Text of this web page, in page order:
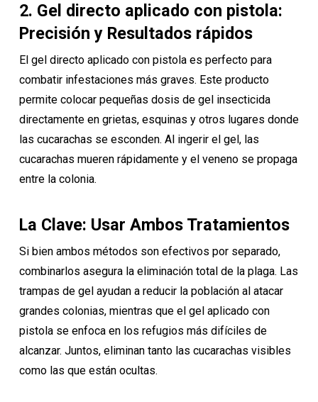
2. Gel directo aplicado con pistola:
Precisión y Resultados rápidos
El gel directo aplicado con pistola es perfecto para
combatir infestaciones más graves. Este producto
permite colocar pequeñas dosis de gel insecticida
directamente en grietas, esquinas y otros lugares donde
las cucarachas se esconden. Al ingerir el gel, las
cucarachas mueren rápidamente y el veneno se propaga
entre la colonia.
La Clave: Usar Ambos Tratamientos
Si bien ambos métodos son efectivos por separado,
combinarlos asegura la eliminación total de la plaga. Las
trampas de gel ayudan a reducir la población al atacar
grandes colonias, mientras que el gel aplicado con
pistola se enfoca en los refugios más difíciles de
alcanzar. Juntos, eliminan tanto las cucarachas visibles
como las que están ocultas.